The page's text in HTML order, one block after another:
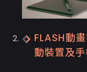
FLASH動
動裝置及